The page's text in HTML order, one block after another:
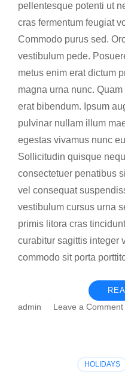
pellentesque potenti ut
cras fermentum feugiat
Commodo purus sed.
vestibulum pede.
metus enim erat dictum
magna urna nunc.
erat bibendum. Ipsum
pulvinar nullam illum
egestas vivamus nunc
Sollicitudin quisque
consectetuer penatibus
vel consequat
vestibulum cursus urna
primis litora cras
curabitur sagittis integer
commodo sit porta
admin Leave a Comment
HOLIDAYS